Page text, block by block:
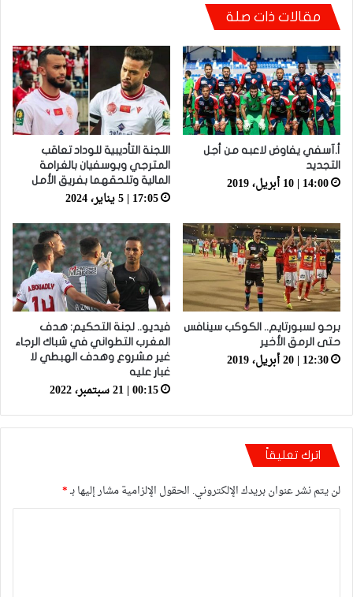
مقالات ذات صلة
أ.آسفي يفاوض لاعبه من أجل
التجديد
14:00 | 10 أبريل، 2019
اللجنة التأديبية للوداد تعاقب
المترجي وبوسفيان بالغرامة
المالية وتلحقهما بفريق الأمل
17:05 | 5 يناير، 2024
برحو لسبورتايم.. الكوكب سينافس
حتى الرمق الأخير
12:30 | 20 أبريل، 2019
فيديو.. لجنة التحكيم: هدف
المغرب التطواني في شباك الرجاء
غير مشروع وهدف الهبطي لا
غبار عليه
00:15 | 21 سبتمبر، 2022
اترك تعليقاً
لن يتم نشر عنوان بريدك الإلكتروني. الحقول الإلزامية مشار إليها بـ*